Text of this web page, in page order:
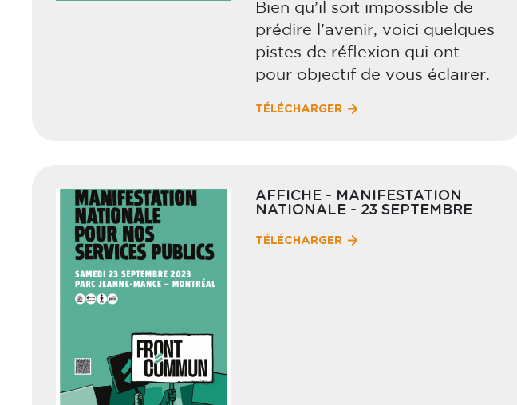
Bien qu’il soit impossible de
prédire l’avenir, voici quelques
pistes de réflexion qui ont
pour objectif de vous éclairer.
TÉLÉCHARGER
AFFICHE - MANIFESTATION
NATIONALE - 23 SEPTEMBRE
TÉLÉCHARGER